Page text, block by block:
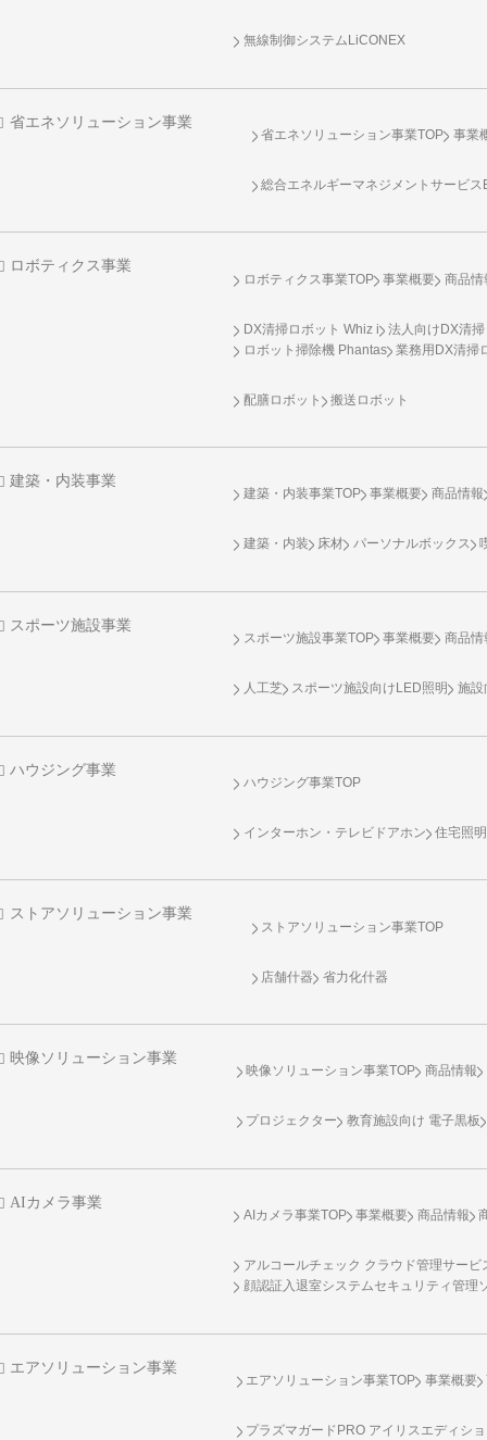
無線制御システム LiCONEX
省エネソリューション事業
省エネソリューション事業TOP 事業
総合エネルギーマネジメントサービ
ロボティクス事業
ロボティクス事業TOP 事業概要 商品情
DX清掃ロボット Whiz i
法人向けDX清
ロボット掃除機 Phantas
業務用DX清掃
配膳ロボット 搬送ロボット
建築・内装事業
建築・内装事業TOP 事業概要 商品情報
建築・内装 床材 パーソナルボックス
スポーツ施設事業
スポーツ施設事業TOP 事業概要 商品情
人工芝 スポーツ施設向け LED照明 施設
ハウジング事業
ハウジング事業TOP
インターホン・テレビドアホン 住宅照明
ストアソリューション事業
ストアソリューション事業TOP
店舗什器 省力化什器
映像ソリューション事業
映像ソリューション事業TOP 商品情報
プロジェクター 教育施設向け 電子黒板
AIカメラ事業
AIカメラ事業TOP 事業概要 商品情報
アルコールチェック クラウド管理サービ
顔認証入退室システムセキュリティ管理
エアソリューション事業
エアソリューション事業TOP 事業概要
プラズマガードPRO アイリスエディシ